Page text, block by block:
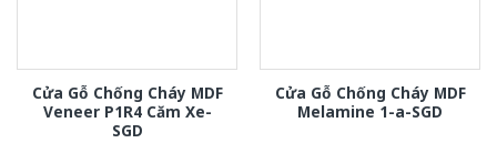
Cửa Gỗ Chống Cháy MDF
Veneer P1R4 Căm Xe-
SGD
Cửa Gỗ Chống Cháy MDF
Melamine 1-a-SGD